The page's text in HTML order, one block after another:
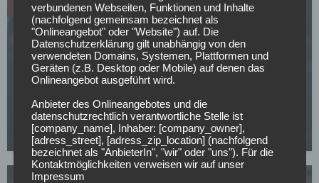
WETTBEWERBE
Champions-League-Quali: Egnatia feiert
Kantersieg, Klaksvik und Kairat lösen Tickets
16.07.2026
verbundenen Webseiten, Funktionen und Inhalte
(nachfolgend gemeinsam bezeichnet als
"Onlineangebot" oder "Website") auf. Die
Datenschutzerklärung gilt unabhängig von den
verwendeten Domains, Systemen, Plattformen und
Geräten (z.B. Desktop oder Mobile) auf denen das
Onlineangebot ausgeführt wird.
Anbieter des Onlineangebotes und die
datenschutzrechtlich verantwortliche Stelle ist
[company_name], Inhaber: [company_owner],
[adress_street], [adress_zip_location] (nachfolgend
bezeichnet als "AnbieterIn", "wir" oder "uns"). Für die
Kontaktmöglichkeiten verweisen wir auf unser
Impressum